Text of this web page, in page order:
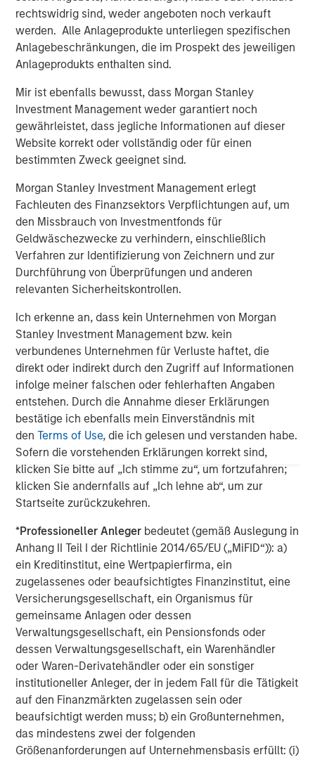
rechtswidrig sind, weder angeboten noch verkauft
werden. Alle Anlageprodukte unterliegen spezifischen
Anlagebeschränkungen, die im Prospekt des jeweiligen
Anlageprodukts enthalten sind.
Mir ist ebenfalls bewusst, dass Morgan Stanley
Investment Management weder garantiert noch
gewährleistet, dass jegliche Informationen auf dieser
Website korrekt oder vollständig oder für einen
bestimmten Zweck geeignet sind.
Morgan Stanley Investment Management erlegt
Fachleuten des Finanzsektors Verpflichtungen auf, um
den Missbrauch von Investmentfonds für
Geldwäschezwecke zu verhindern, einschließlich
Verfahren zur Identifizierung von Zeichnern und zur
Durchführung von Überprüfungen und anderen
relevanten Sicherheitskontrollen.
Ich erkenne an, dass kein Unternehmen von Morgan
Stanley Investment Management bzw. kein
verbundenes Unternehmen für Verluste haftet, die
direkt oder indirekt durch den Zugriff auf Informationen
infolge meiner falschen oder fehlerhaften Angaben
entstehen. Durch die Annahme dieser Erklärungen
bestätige ich ebenfalls mein Einverständnis mit
denTerms of Use, die ich gelesen und verstanden habe.
Sofern die vorstehenden Erklärungen korrekt sind,
klicken Sie bitte auf „Ich stimme zu“, um fortzufahren;
klicken Sie andernfalls auf „Ich lehne ab“, um zur
Startseite zurückzukehren.
*Professioneller Anleger bedeutet (gemäß Auslegung in
Anhang II Teil I der Richtlinie 2014/65/EU („MiFID“)): a)
ein Kreditinstitut, eine Wertpapierfirma, ein
zugelassenes oder beaufsichtigtes Finanzinstitut, eine
Versicherungsgesellschaft, ein Organismus für
gemeinsame Anlagen oder dessen
Verwaltungsgesellschaft, ein Pensionsfonds oder
dessen Verwaltungsgesellschaft, ein Warenhändler
oder Waren-Derivatehändler oder ein sonstiger
institutioneller Anleger, der in jedem Fall für die Tätigkeit
auf den Finanzmärkten zugelassen sein oder
beaufsichtigt werden muss; b) ein Großunternehmen,
das mindestens zwei der folgenden
Größenanforderungen auf Unternehmensbasis erfüllt: (i)
wealth management and investment management
services. With offices in more than 41 countries, Morgan
Stanley’s employees serve clients worldwide, including
corporations, governments, institutions and individuals.
For further information about Morgan Stanley, please
visit www.morganstanley.com.
Forward-Looking Statements
This press release may contain forward-looking
statements, including the attainment of certain financial
cautioned not to place undue reliance on forward-looking
statements, which speak only as of the date on which
they are made, which reflect management’s current
estimates, projections, expectations, assumptions,
interpretations or beliefs and which are subject to risks
and uncertainties that may cause actual results to differ
materially. Morgan Stanley does not undertake any
obligation to update any forward-looking statements. For
a discussion of risks and uncertainties that may affect
the future results of Morgan Stanley, please see
“Forward-Looking Statements” immediately preceding
Part I, Item 1, “Competition” and “Supervision and
Regulation” in Part I, Item 1, “Risk Factors” in Part I, Item
1A, “Legal Proceedings” in Part I, Item 3, “Management’s
Discussion and Analysis of Financial Condition and
Results of Operations” in Part II, Item 7 and “Quantitative
and Qualitative Disclosures about Market Risk” in Part II,
Item 7A in Morgan Stanley’s Annual Report on Form 10-K
for the year ended December 31, 2020 and other items
Reports on Form 10-Q and Morgan Stanley’s Current
Reports on Form 8-K, as well as the additional risk factors
under “Risk Factors” in the Registration Statement on
Form S-4 filed with the SEC on December 4, 2020, as
amended.